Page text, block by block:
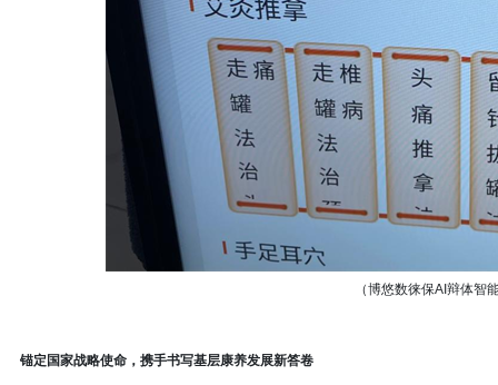
（博悠数徕保AI辩体智
锚定国家战略使命，携手书写基层康养发展新答卷